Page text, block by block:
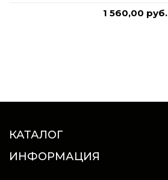
1 560,00 руб.
КАТАЛОГ
ИНФОРМАЦИЯ